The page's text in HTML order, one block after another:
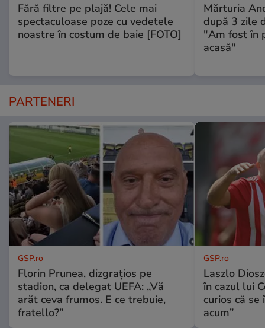
Fără filtre pe plajă! Cele mai
spectaculoase poze cu vedetele
noastre în costum de baie [FOTO]
Mărturia
după 3 zile
"Am fost în
acasă"
PARTENERI
GSP.ro
Florin Prunea, dizgrațios pe
stadion, ca delegat UEFA: „Vă
arăt ceva frumos. E ce trebuie,
fratello?”
GSP.ro
Laszlo
în cazul lui
curios că
acum”